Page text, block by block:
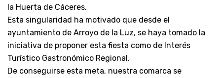
la Huerta de Cáceres.
Esta singularidad ha motivado que desde el
ayuntamiento de Arroyo de la Luz, se haya tomado la
iniciativa de proponer esta fiesta como de Interés
Turístico Gastronómico Regional.
De conseguirse esta meta, nuestra comarca se